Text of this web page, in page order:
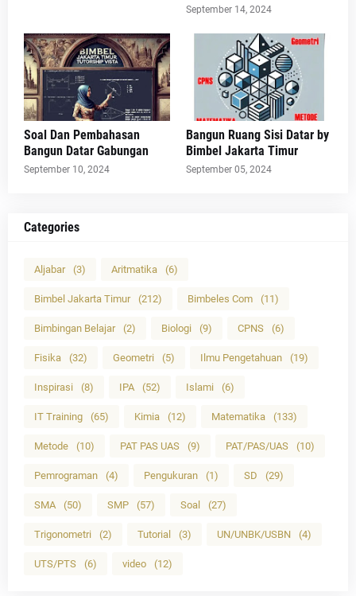
September 14, 2024
Soal Dan Pembahasan
Bangun Datar Gabungan
September 10, 2024
Bangun Ruang Sisi Datar by
Bimbel Jakarta Timur
September 05, 2024
Categories
Aljabar (3) Aritmatika (6)
Bimbel Jakarta Timur (212) Bimbeles Com (11)
Bimbingan Belajar (2) Biologi (9) CPNS (6)
Fisika (32) Geometri (5) Ilmu Pengetahuan (19)
Inspirasi (8) IPA (52) Islami (6)
IT Training (65) Kimia (12) Matematika (133)
Metode (10) PAT PAS UAS (9) PAT/PAS/UAS (10)
Pemrograman (4) Pengukuran (1) SD (29)
SMA (50) SMP (57) Soal (27)
Trigonometri (2) Tutorial (3) UN/UNBK/USBN (4)
UTS/PTS (6) video (12)